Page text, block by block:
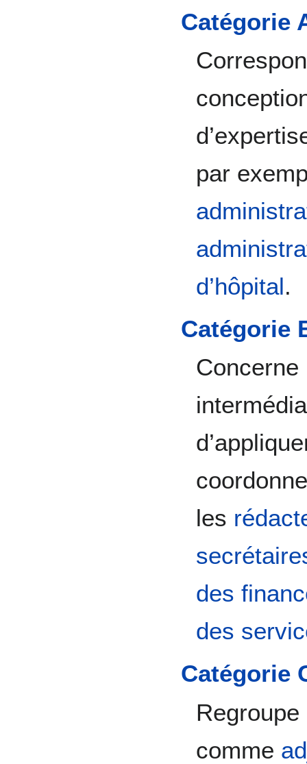
Catégorie
par
d’hôpital.
Catégorie
Concerne
les
des
des
Catégorie
Regroupe
comme